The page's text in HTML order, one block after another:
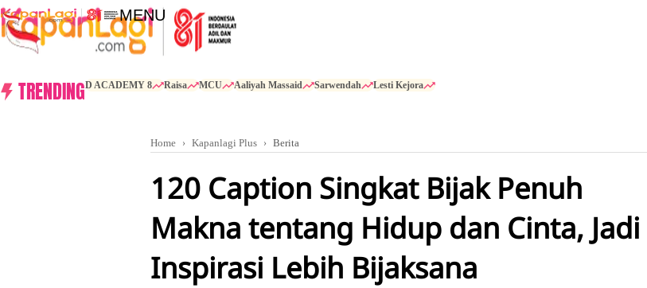
MENU
TRENDINGD ACADEMY 8 Raisa MCU Aaliyah Massaid Sarwendah Lesti Kejora
Home Kapanlagi Plus Berita
120 Caption Singkat Bijak Penuh
Makna tentang Hidup dan Cinta, Jadi
Inspirasi Lebih Bijaksana